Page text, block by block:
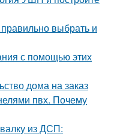
выбрать и
с помощью этих
дома на заказ
пвх. Почему
из ДСП: